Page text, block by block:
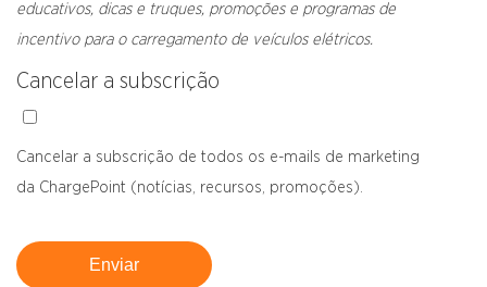
educativos, dicas e truques, promoções e programas de
incentivo para o carregamento de veículos elétricos.
Cancelar a subscrição
Cancelar a subscrição de todos os e-mails de marketing
da ChargePoint (notícias, recursos, promoções).
Enviar